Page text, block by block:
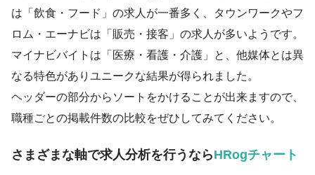
は「飲食・フード」の求人が一番多く、タウンワークやフ
ロム・エーナビは「販売・接客」の求人が多いようです。
マイナビバイトは「医療・看護・介護」と、他媒体とは異
なる特色がありユニークな結果が得られました。
ヘッダーの部分からソートをかけることが出来ますので、
職種ごとの掲載件数の比較をぜひしてみてください。
さまざまな軸で求人分析を行うならHRogチャート